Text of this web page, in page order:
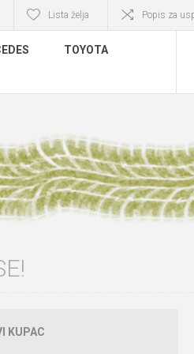
Lista želja Popis za
TOYOTA
KUPAC